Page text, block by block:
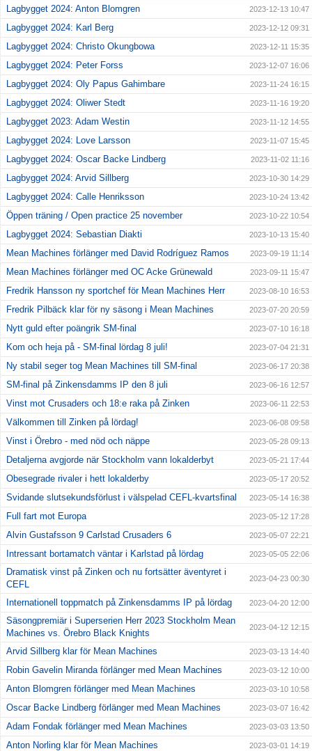
Lagbygget 2024: Anton Blomgren 2023-12-13 10:47
Lagbygget 2024: Karl Berg 2023-12-12 09:31
Lagbygget 2024: Christo Okungbowa 2023-12-11 15:35
Lagbygget 2024: Peter Forss 2023-12-07 16:06
Lagbygget 2024: Oly Papus Gahimbare 2023-11-24 16:15
Lagbygget 2024: Oliwer Stedt 2023-11-16 19:20
Lagbygget 2023: Adam Westin 2023-11-12 14:55
Lagbygget 2024: Love Larsson 2023-11-07 15:45
Lagbygget 2024: Oscar Backe Lindberg 2023-11-02 11:16
Lagbygget 2024: Arvid Sillberg 2023-10-30 14:29
Lagbygget 2024: Calle Henriksson 2023-10-24 13:42
Öppen träning / Open practice 25 november 2023-10-22 10:54
Lagbygget 2024: Sebastian Diakti 2023-10-13 15:40
Mean Machines förlänger med David Rodríguez Ramos 2023-09-19 11:14
Mean Machines förlänger med OC Acke Grünewald 2023-09-11 15:47
Fredrik Hansson ny sportchef för Mean Machines Herr 2023-08-10 16:53
Fredrik Pilbäck klar för ny säsong i Mean Machines 2023-07-20 20:59
Nytt guld efter poängrik SM-final 2023-07-10 16:18
Kom och heja på - SM-final lördag 8 juli! 2023-07-04 21:31
Ny stabil seger tog Mean Machines till SM-final 2023-06-17 20:38
SM-final på Zinkensdamms IP den 8 juli 2023-06-16 12:57
Vinst mot Crusaders och 18:e raka på Zinken 2023-06-11 22:53
Välkommen till Zinken på lördag! 2023-06-08 09:58
Vinst i Örebro - med nöd och näppe 2023-05-28 09:13
Detaljerna avgjorde när Stockholm vann lokalderbyt 2023-05-21 17:44
Obesegrade rivaler i hett lokalderby 2023-05-17 20:52
Svidande slutsekundsförlust i välspelad CEFL-kvartsfinal 2023-05-14 16:38
Full fart mot Europa 2023-05-12 17:28
Alvin Gustafsson 9 Carlstad Crusaders 6 2023-05-07 22:21
Intressant bortamatch väntar i Karlstad på lördag 2023-05-05 22:06
Dramatisk vinst på Zinken och nu fortsätter äventyret i
CEFL
2023-04-23 00:30
Internationell toppmatch på Zinkensdamms IP på lördag 2023-04-20 12:00
Säsongpremiär i Superserien Herr 2023 Stockholm Mean
Machines vs. Örebro Black Knights
2023-04-12 12:15
Arvid Sillberg klar för Mean Machines 2023-03-13 14:40
Robin Gavelin Miranda förlänger med Mean Machines 2023-03-12 10:00
Anton Blomgren förlänger med Mean Machines 2023-03-10 10:58
Oscar Backe Lindberg förlänger med Mean Machines 2023-03-07 16:42
Adam Fondak förlänger med Mean Machines 2023-03-03 13:50
Anton Norling klar för Mean Machines 2023-03-01 14:19